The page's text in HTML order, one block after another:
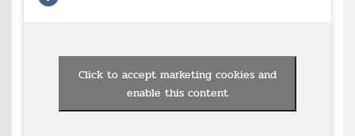
Click to accept marketing cookies and
enable this content